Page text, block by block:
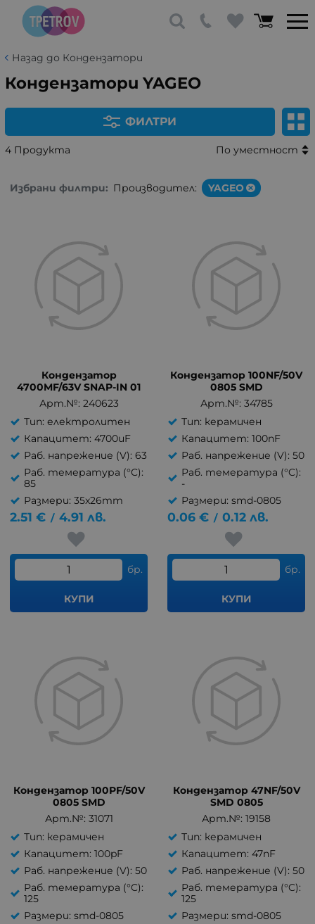
Назад до Кондензатори
Кондензатори YAGEO
ФИЛТРИ
4 Продукта По уместност
Избрани филтри: Производител: YAGEO
Кондензатор
4700MF/63V SNAP-IN 01
Арт.№: 240623
Тип: електролитен
Капацитет: 4700uF
Раб. напрежение (V): 63
Раб. темература (°C):
85
Размери: 35x26mm
2.51 € / 4.91 лв.
бр.
КУПИ
Кондензатор 100NF/50V
0805 SMD
Арт.№: 34785
Тип: керамичен
Капацитет: 100nF
Раб. напрежение (V): 50
Раб. темература (°C):
-
Размери: smd-0805
0.06 € / 0.12 лв.
бр.
КУПИ
Кондензатор 100PF/50V
0805 SMD
Арт.№: 31071
Тип: керамичен
Капацитет: 100pF
Раб. напрежение (V): 50
Раб. темература (°C):
125
Размери: smd-0805
Кондензатор 47NF/50V
SMD 0805
Арт.№: 19158
Тип: керамичен
Капацитет: 47nF
Раб. напрежение (V): 50
Раб. темература (°C):
125
Размери: smd-0805